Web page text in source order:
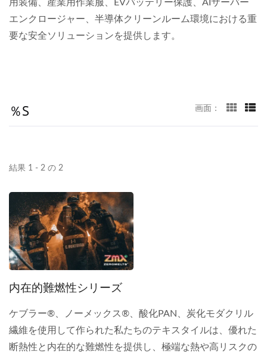
用装備、産業用作業服、EVバッテリー保護、AIサーバー
エンクロージャー、半導体クリーンルーム環境における重
要な安全ソリューションを提供します。
％s 画面：
結果 1 - 2 の 2
内在的難燃性シリーズ
ケブラー®、ノーメックス®、酸化PAN、炭化モダクリル
繊維を使用して作られた私たちのテキスタイルは、優れた
断熱性と内在的な難燃性を提供し、極端な熱や高リスクの